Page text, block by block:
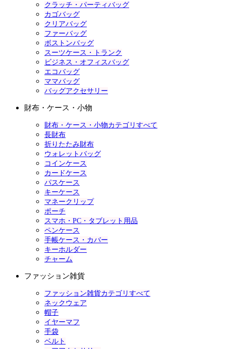
クラッチ・パーティバッグ
カゴバッグ
クリアバッグ
ファーバッグ
ボストンバッグ
スーツケース・トランク
ビジネス・オフィスバッグ
エコバッグ
ママバッグ
バッグアクセサリー
財布・ケース・小物
財布・ケース・小物カテゴリすべて
長財布
折りたたみ財布
ウォレットバッグ
コインケース
カードケース
パスケース
キーケース
マネークリップ
ポーチ
スマホ・PC・タブレット用品
ペンケース
手帳ケース・カバー
キーホルダー
チャーム
ファッション雑貨
ファッション雑貨カテゴリすべて
ネックウェア
帽子
イヤーマフ
手袋
ベルト